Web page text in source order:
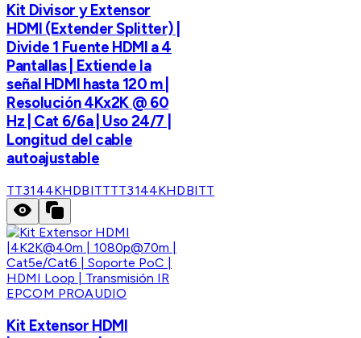
Kit Divisor y Extensor
HDMI (Extender Splitter) |
Divide 1 Fuente HDMI a 4
Pantallas | Extiende la
señal HDMI hasta 120 m |
Resolución 4Kx2K @ 60
Hz | Cat 6/6a | Uso 24/7 |
Longitud del cable
autoajustable
TT3144KHDBITTTT3144KHDBITT
EPCOM PROAUDIO
Kit Extensor HDMI